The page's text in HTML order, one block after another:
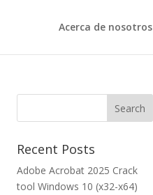
Acerca de nosotros
Recent Posts
Adobe Acrobat 2025 Crack
tool Windows 10 (x32-x64)